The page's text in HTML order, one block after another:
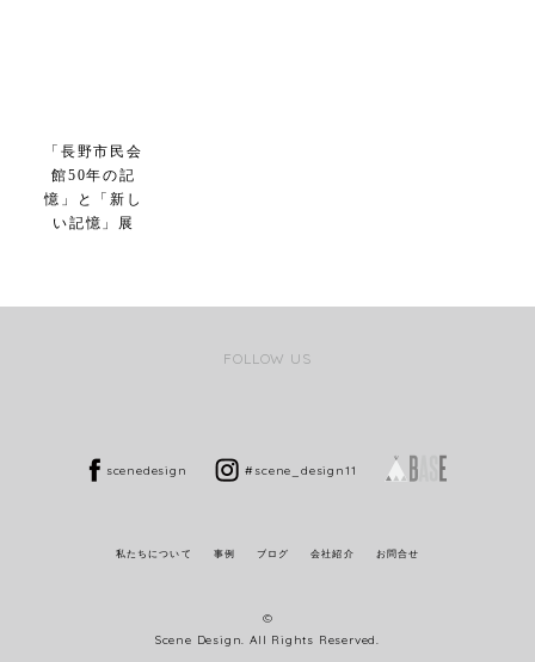
「長野市民会
館50年の記
憶」と「新し
い記憶」展
FOLLOW US
scenedesign #scene_design11
私たちについて 事例 ブログ 会社紹介 お問合せ
©
Scene Design. All Rights Reserved.